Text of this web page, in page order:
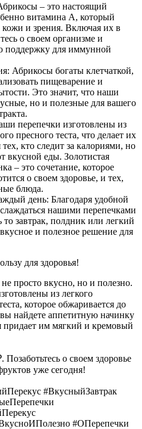
– это настоящий
витамина А, который
кожи и зрения. Включая их в
о своем организме и
поддержку для иммунной
Абрикосы богаты клетчаткой,
пищеварение и
Это значит, что наши
но и полезные для вашего
перепечки изготовлены из
пресного теста, что делает их
кто следит за калориями, но
вкусной еды. Золотистая
– это сочетание, которое
о своем здоровье, и тех,
блюда.
день: Благодаря удобной
нашими перепечками
завтрак, полдник или легкий
и полезное решение для
для здоровья!
просто вкусно, но и полезно.
из легкого
которое обжаривается до
найдете аппетитную начинку
придает им мягкий и кремовый
о своем здоровье
уже сегодня!
#ВкусныйЗавтрак
#ОПерепечки